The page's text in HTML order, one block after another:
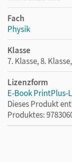
Fach
Physik
Klasse
7. Klasse, 8.
Lizenzform
E-Book PrintPlus-
Dieses Produkt
Produktes: